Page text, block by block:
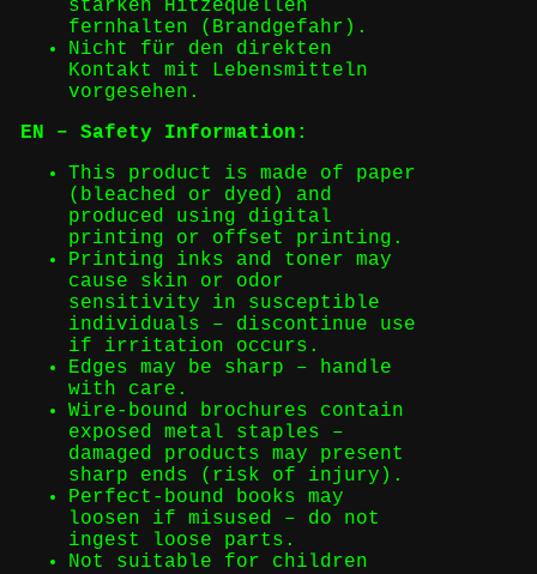
starken Hitzequellen
fernhalten (Brandgefahr).
Nicht für den direkten
Kontakt mit Lebensmitteln
vorgesehen.
EN – Safety Information:
This product is made of paper
(bleached or dyed) and
produced using digital
printing or offset printing.
Printing inks and toner may
cause skin or odor
sensitivity in susceptible
individuals – discontinue use
if irritation occurs.
Edges may be sharp – handle
with care.
Wire-bound brochures contain
exposed metal staples –
damaged products may present
sharp ends (risk of injury).
Perfect-bound books may
loosen if misused – do not
ingest loose parts.
Not suitable for children